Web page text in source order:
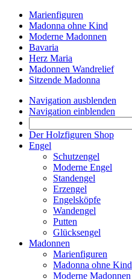
Marienfiguren
Madonna ohne Kind
Moderne Madonnen
Bavaria
Herz Maria
Madonnen Wandrelief
Sitzende Madonna
Navigation ausblenden
Navigation einblenden
Der Holzfiguren Shop
Engel
Schutzengel
Moderne Engel
Standengel
Erzengel
Engelsköpfe
Wandengel
Putten
Glücksengel
Madonnen
Marienfiguren
Madonna ohne Kind
Moderne Madonnen